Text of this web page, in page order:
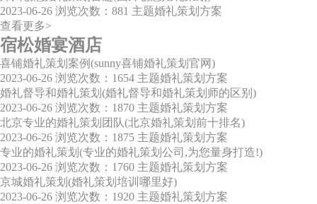
2023-06-26 浏览次数：881 主题婚礼策划方案
查看更多>
宿松婚宴酒店
喜铺婚礼策划案例(sunny喜铺婚礼策划官网)
2023-06-26 浏览次数：1654 主题婚礼策划方案
婚礼督导和婚礼策划(婚礼督导和婚礼策划师的区别)
2023-06-26 浏览次数：1870 主题婚礼策划方案
北京专业的婚礼策划团队(北京婚礼策划前十排名)
2023-06-26 浏览次数：1875 主题婚礼策划方案
专业的婚礼策划(专业的婚礼策划公司,为您量身打造!)
2023-06-26 浏览次数：1760 主题婚礼策划方案
京城婚礼策划(婚礼策划培训哪里好)
2023-06-26 浏览次数：1920 主题婚礼策划方案